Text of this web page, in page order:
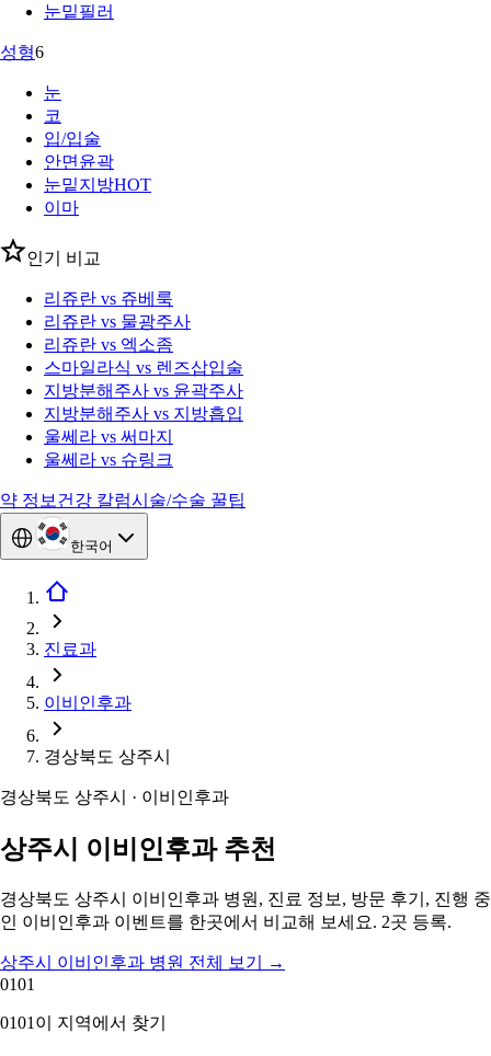
눈밑필러
성형6
눈
코
입/입술
안면윤곽
눈밑지방HOT
이마
인기 비교
리쥬란 vs 쥬베룩
리쥬란 vs 물광주사
리쥬란 vs 엑소좀
스마일라식 vs 렌즈삽입술
지방분해주사 vs 윤곽주사
지방분해주사 vs 지방흡입
울쎄라 vs 써마지
울쎄라 vs 슈링크
약 정보 건강 칼럼시술/수술 꿀팁
한국어
진료과
이비인후과
경상북도 상주시
경상북도 상주시 · 이비인후과
상주시 이비인후과 추천
경상북도 상주시 이비인후과 병원, 진료 정보, 방문 후기, 진행 중
인 이비인후과 이벤트를 한곳에서 비교해 보세요. 2곳 등록.
상주시 이비인후과 병원 전체 보기
→
0101
0101 이 지역에서 찾기